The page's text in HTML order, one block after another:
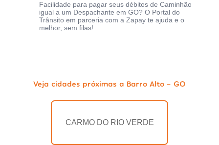
Facilidade para pagar seus débitos de Caminhão
igual a um Despachante em GO? O Portal do
Trânsito em parceria com a Zapay te ajuda e o
melhor, sem filas!
Veja cidades próximas a Barro Alto - GO
CARMO DO RIO VERDE